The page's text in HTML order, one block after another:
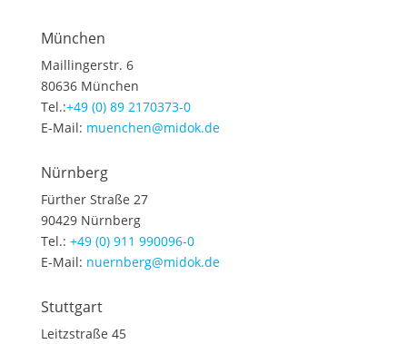
München
Maillingerstr. 6
80636 München
Tel.:+49 (0) 89 2170373-0
E-Mail: muenchen@midok.de
Nürnberg
Fürther Straße 27
90429 Nürnberg
Tel.: +49 (0) 911 990096-0
E-Mail: nuernberg@midok.de
Stuttgart
Leitzstraße 45